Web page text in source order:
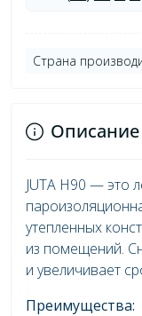
Страна
Описание
JUTA H90 — это
утепленных
из помещений.
и увеличивает
Преимущества: